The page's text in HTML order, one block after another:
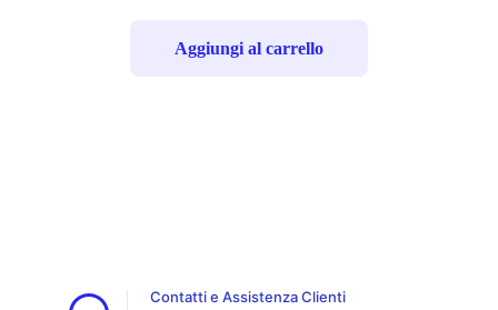
Aggiungi al carrello
Contatti e Assistenza Clienti